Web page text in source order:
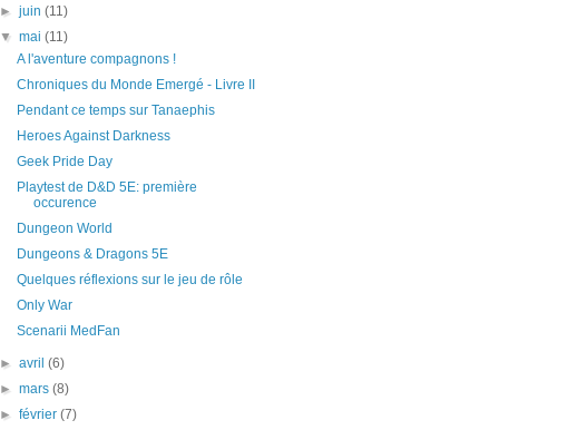
►juin(11)
▼mai(11)
A l'aventure compagnons !
Chroniques du Monde Emergé - Livre II
Pendant ce temps sur Tanaephis
Heroes Against Darkness
Geek Pride Day
Playtest de D&D 5E: première
occurence
Dungeon World
Dungeons & Dragons 5E
Quelques réflexions sur le jeu de rôle
Only War
Scenarii MedFan
►avril(6)
►mars(8)
►février(7)